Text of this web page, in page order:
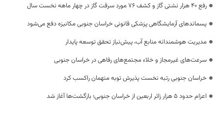
رفع 40 هزار نشتی گاز و کشف 76 مورد سرقت گاز در چهار ماهه نخست سال
پسماندهای آزمایشگاهی پزشکی قانونی خراسان جنوبی مکانیزه دفع می‌شود
مدیریت هوشمندانه منابع آب، پیش‌نیاز تحقق توسعه پایدار
سرعت‌های غیرمجاز و خلاء مجتمع‌های رفاهی در خراسان جنوبی
خراسان جنوبی رتبه نخست پذیرش توبه متهمان راکسب کرد
اعزام حدود 5 هزار زائر اربعین از خراسان جنوبی؛ بازگشت‌ها آغاز شد